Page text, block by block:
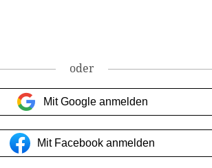
oder
Mit Google anmelden
Mit Facebook anmelden